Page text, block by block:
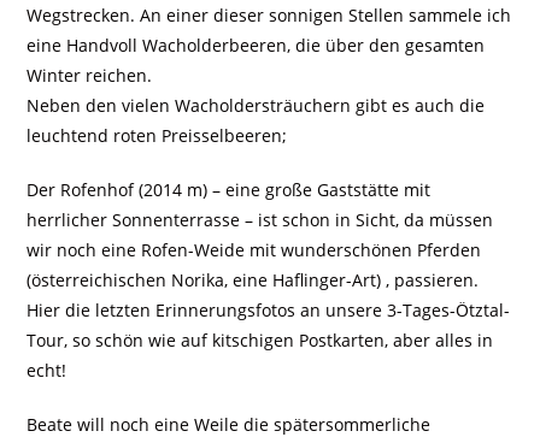
Wegstrecken. An einer dieser sonnigen Stellen sammele ich
eine Handvoll Wacholderbeeren, die über den gesamten
Winter reichen.
Neben den vielen Wacholdersträuchern gibt es auch die
leuchtend roten Preisselbeeren;
Der Rofenhof (2014 m) – eine große Gaststätte mit
herrlicher Sonnenterrasse – ist schon in Sicht, da müssen
wir noch eine Rofen-Weide mit wunderschönen Pferden
(österreichischen Norika, eine Haflinger-Art) , passieren.
Hier die letzten Erinnerungsfotos an unsere 3-Tages-Ötztal-
Tour, so schön wie auf kitschigen Postkarten, aber alles in
echt!
Beate will noch eine Weile die spätersommerliche